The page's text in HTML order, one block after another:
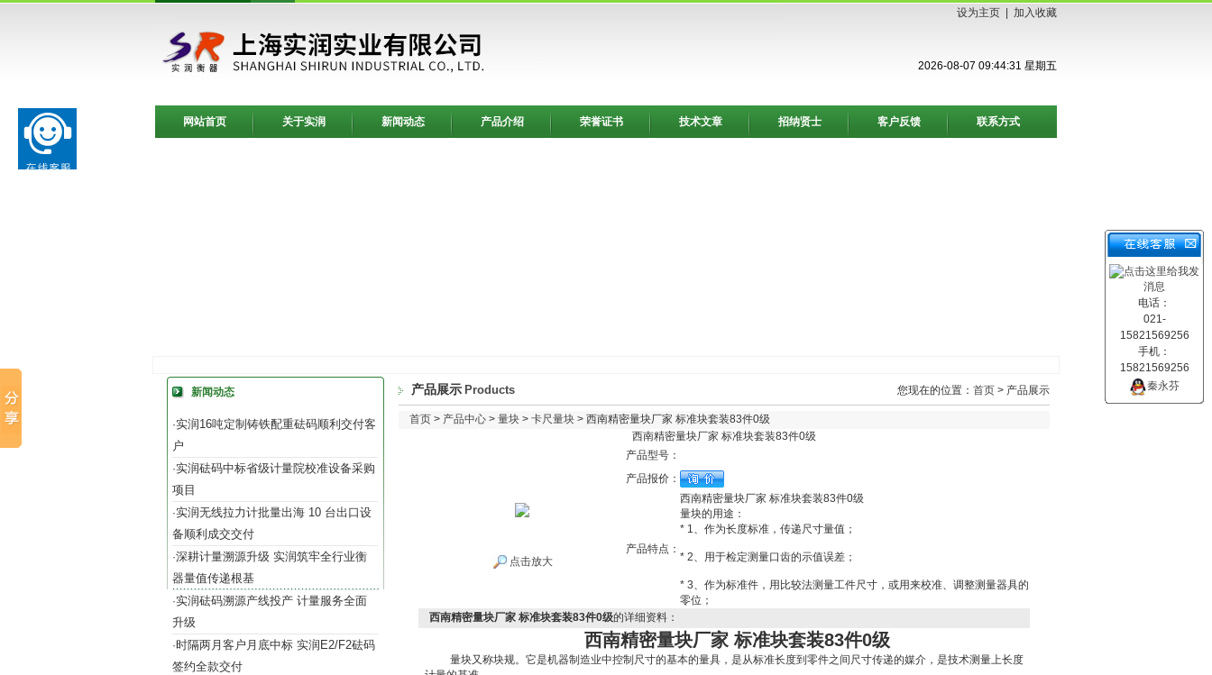
设为主页 加入收藏
2026-08-07 09:44:31 星期五
网站首页 关于实润 新闻动态 产品介绍 荣誉证书 技术文章 招纳贤士 客户反馈 联系方式
新闻动态
·实润16吨定制铸铁配重砝码顺利交付客
户
·实润砝码中标省级计量院校准设备采购
项目
·实润无线拉力计批量出海 10 台出口设
备顺利成交交付
·深耕计量溯源升级 实润筑牢全行业衡
器量值传递根基
·实润砝码溯源产线投产 计量服务全面
升级
·时隔两月客户月底中标 实润E2/F2砝码
签约全款交付
产品展示 Products 您现在的位置： 首页 > 产品展示
首页 > 产品中心 > 量块 > 卡尺量块 > 西南精密量块厂家 标准块套装83件0级
西南精密量块厂家 标准块套装83件0级
点击放大
产品型号：
产品报价：
产品特点：
西南精密量块厂家 标准块套装83件0级
量块的用途：
* 1、作为长度标准，传递尺寸量值；
* 2、用于检定测量口齿的示值误差；
* 3、作为标准件，用比较法测量工件尺寸，或用来校准、调整测量器具的
零位；
西南精密量块厂家 标准块套装83件0级的详细资料：
西南精密量块厂家 标准块套装83件0级
量块又称块规。它是机器制造业中控制尺寸的基本的量具，是从标准长度到零件之间尺寸传递的媒介，是技术测量上长度
电话：
021-
15821569256
手机：
15821569256
秦永芬